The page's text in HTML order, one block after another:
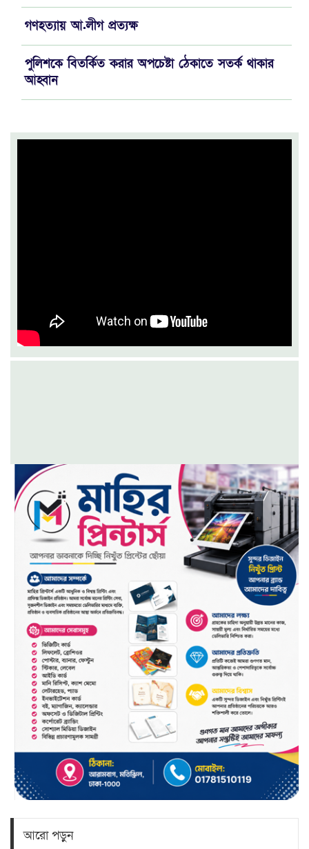
গণহত্যায় আ.লীগ প্রত্যক্ষ
পুলিশকে বিতর্কিত করার অপচেষ্টা ঠেকাতে সতর্ক থাকার
আহ্বান
আরো পড়ুন